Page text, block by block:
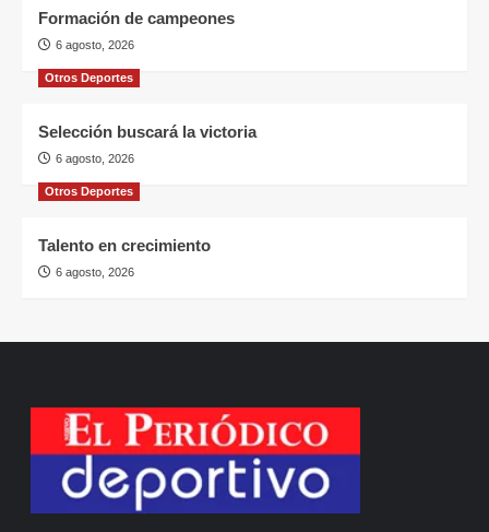
Formación de campeones
6 agosto, 2026
Otros Deportes
Selección buscará la victoria
6 agosto, 2026
Otros Deportes
Talento en crecimiento
6 agosto, 2026